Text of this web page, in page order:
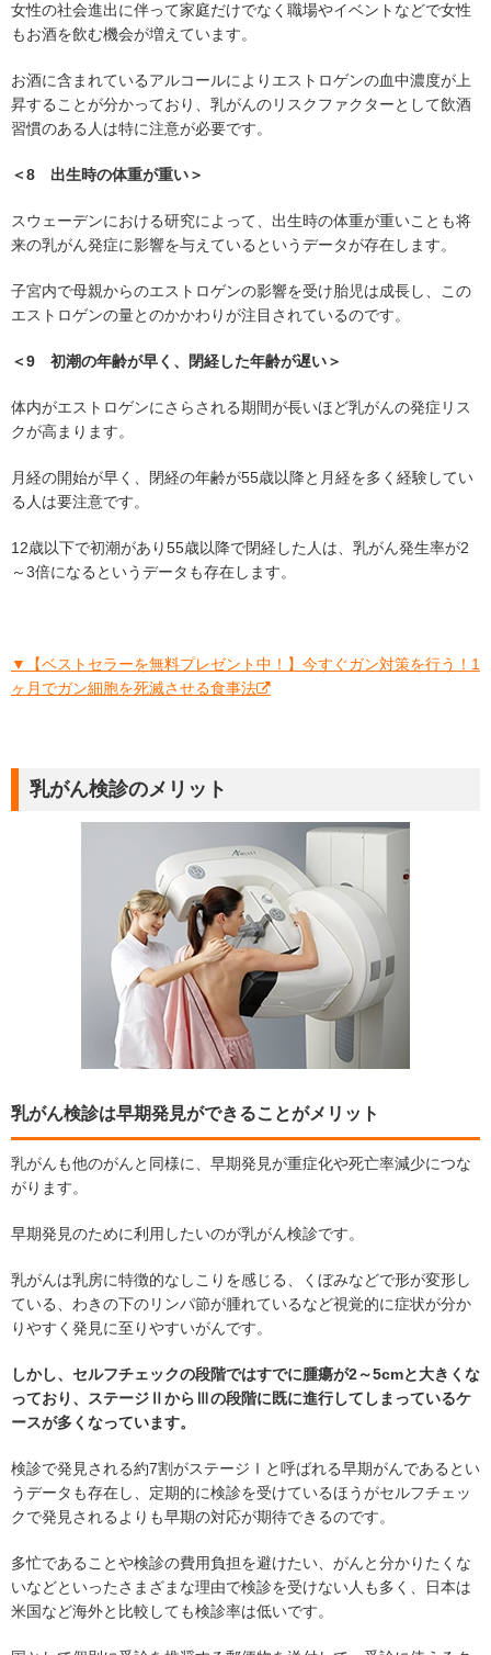
女性の社会進出に伴って家庭だけでなく職場やイベントなどで女性
もお酒を飲む機会が増えています。
お酒に含まれているアルコールによりエストロゲンの血中濃度が上
昇することが分かっており、乳がんのリスクファクターとして飲酒
習慣のある人は特に注意が必要です。
＜8 出生時の体重が重い＞
スウェーデンにおける研究によって、出生時の体重が重いことも将
来の乳がん発症に影響を与えているというデータが存在します。
子宮内で母親からのエストロゲンの影響を受け胎児は成長し、この
エストロゲンの量とのかかわりが注目されているのです。
＜9 初潮の年齢が早く、閉経した年齢が遅い＞
体内がエストロゲンにさらされる期間が長いほど乳がんの発症リス
クが高まります。
月経の開始が早く、閉経の年齢が55歳以降と月経を多く経験してい
る人は要注意です。
12歳以下で初潮があり55歳以降で閉経した人は、乳がん発生率が2
～3倍になるというデータも存在します。
▼【ベストセラーを無料プレゼント中！】今すぐガン対策を行う！1
ヶ月でガン細胞を死滅させる食事法
乳がん検診のメリット
乳がん検診は早期発見ができることがメリット
乳がんも他のがんと同様に、早期発見が重症化や死亡率減少につな
がります。
早期発見のために利用したいのが乳がん検診です。
乳がんは乳房に特徴的なしこりを感じる、くぼみなどで形が変形し
ている、わきの下のリンパ節が腫れているなど視覚的に症状が分か
りやすく発見に至りやすいがんです。
しかし、セルフチェックの段階ではすでに腫瘍が2～5cmと大きくな
っており、ステージⅡからⅢの段階に既に進行してしまっているケ
ースが多くなっています。
検診で発見される約7割がステージⅠと呼ばれる早期がんであるとい
うデータも存在し、定期的に検診を受けているほうがセルフチェッ
クで発見されるよりも早期の対応が期待できるのです。
多忙であることや検診の費用負担を避けたい、がんと分かりたくな
いなどといったさまざまな理由で検診を受けない人も多く、日本は
米国など海外と比較しても検診率は低いです。